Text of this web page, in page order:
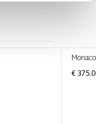
Monaco
€